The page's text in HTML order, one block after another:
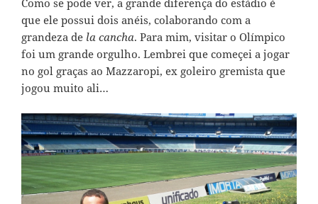
Como se pode ver, a grande diferença do estádio é
que ele possui dois anéis, colaborando com a
grandeza de la cancha. Para mim, visitar o Olímpico
foi um grande orgulho. Lembrei que começei a jogar
no gol graças ao Mazzaropi, ex goleiro gremista que
jogou muito ali…